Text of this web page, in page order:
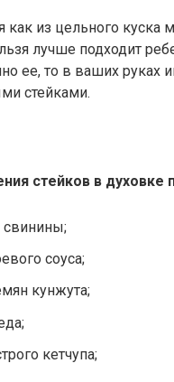
как из цельного куска
лучше подходит
ее, то в ваших руках
стейками.
стейков в духовке
свинины;
соуса;
кунжута;
кетчупа;